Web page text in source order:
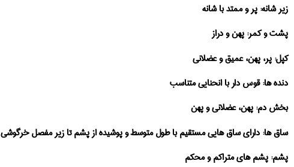
زیر شانه: پر و ممتد با شانه
پشت و کمر: پهن و دراز
کپل: پر، پهن، عمیق و عضلانی
دنده ها: قوس دار با انحنایی متناسب
بخش دم: پهن، عضلانی و پهن
ساق ها: دارای ساق هایی مستقیم با طول متوسط و پوشیده از پشم تا زیر مفصل خرگوشی
پشم: پشم های متراکم و محکم